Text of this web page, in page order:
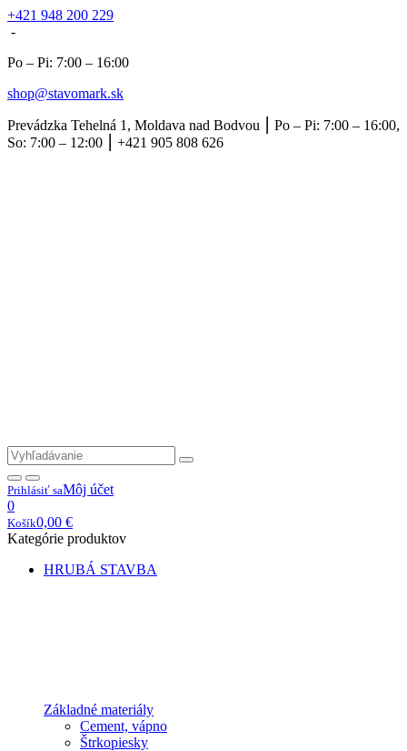
+421 948 200 229
-
Po – Pi: 7:00 – 16:00
shop@stavomark.sk
Prevádzka Tehelná 1, Moldava nad Bodvou ⎮ Po – Pi: 7:00 – 16:00,
So: 7:00 – 12:00 ⎮ +421 905 808 626
Prihlásiť saMôj účet
0
Košík0,00 €
Kategórie produktov
HRUBÁ STAVBA
Základné materiály
Cement, vápno
Štrkopiesky